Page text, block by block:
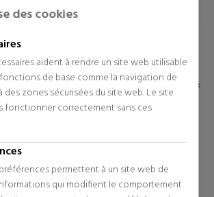
des cookies
aident à rendre un site web utilisable
de base comme la navigation de
des zones sécurisées du site web. Le site
fonctionner correctement sans ces
permettent à un site web de
qui modifient le comportement
DE NUIT
DARPHIN
HYDRASKIN SERUM
SÉRUM HYDRATANT INTENSIF
Visage
Prix d'origine 58,95 €
0 revues